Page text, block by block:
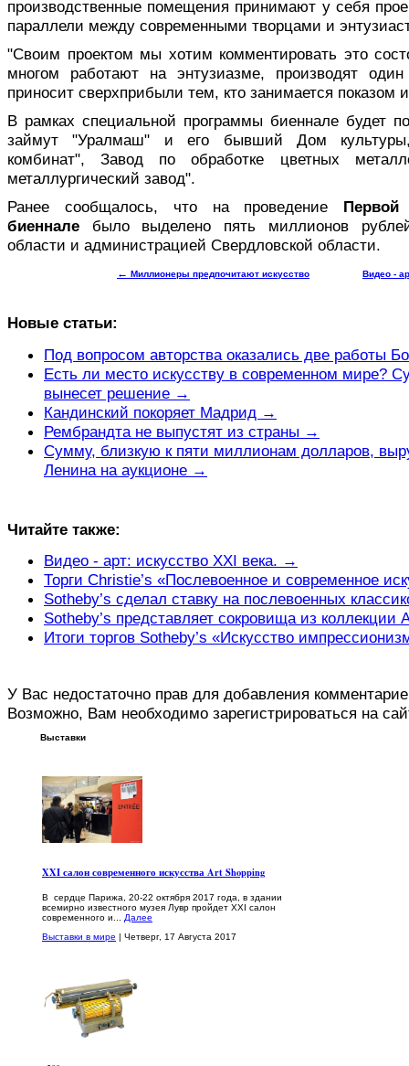
производственные помещения принимают у себя
параллели между современными творцами и
"Своим проектом мы хотим комментировать это
многом работают на энтузиазме, производят
приносит сверхприбыли тем, кто занимается
В рамках специальной программы биеннале будет
займут "Уралмаш" и его бывший Дом культуры,
комбинат", Завод по обработке цветных
металлургический завод".
Ранее сообщалось, что на проведение Первой
биеннале было выделено пять миллионов
области и администрацией Свердловской области.
← Миллионеры предпочитают искусство Видео -
Новые статьи:
Под вопросом авторства оказались две работы
Есть ли место искусству в современном мире?
вынесет решение →
Кандинский покоряет Мадрид →
Рембрандта не выпустят из страны →
Сумму, близкую к пяти миллионам долларов,
Ленина на аукционе →
Читайте также:
Видео - арт: искусство XXI века. →
Торги Сhristie’s «Послевоенное и современное
Sotheby’s сделал ставку на послевоенных
Sotheby’s представляет сокровища из
Итоги торгов Sotheby’s «Искусство
У Вас недостаточно прав для добавления
Возможно, Вам необходимо зарегистрироваться на
Выставки
XXI салон современного искусства Art Shopping
В сердце Парижа, 20-22 октября 2017 года, в здании
всемирно известного музея Лувр пройдет XXI салон
современного и... Далее
Выставки в мире | Четверг, 17 Августа 2017